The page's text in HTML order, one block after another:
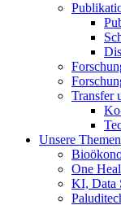
Transfer
Unsere Themen
One
KI, Data